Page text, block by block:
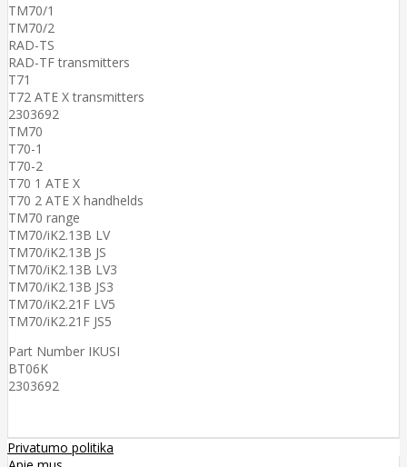
TM70/1
TM70/2
RAD-TS
RAD-TF transmitters
T71
T72 ATE X transmitters
2303692
TM70
T70-1
T70-2
T70 1 ATE X
T70 2 ATE X handhelds
TM70 range
TM70/iK2.13B LV
TM70/iK2.13B JS
TM70/iK2.13B LV3
TM70/iK2.13B JS3
TM70/iK2.21F LV5
TM70/iK2.21F JS5
Part Number IKUSI
BT06K
2303692
Privatumo politika